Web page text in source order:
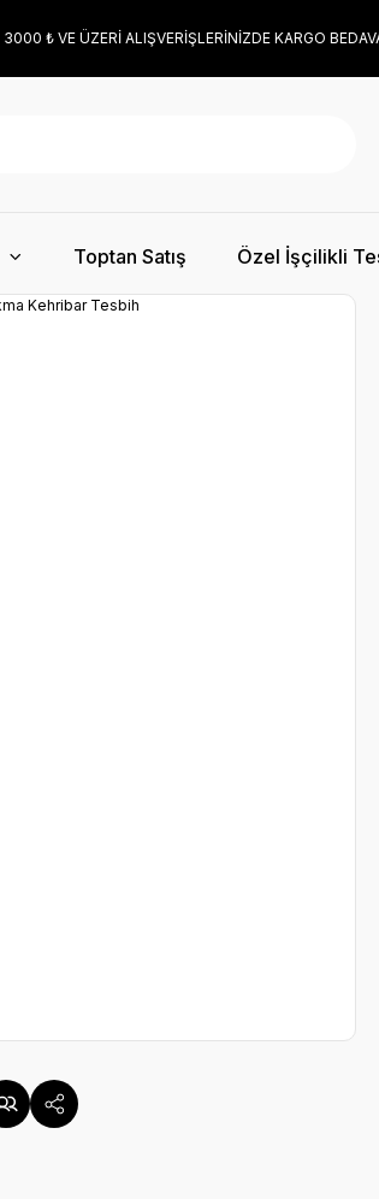
3000 ₺ VE ÜZERİ ALIŞVERİŞLERİNİZDE KARGO
Toptan Satış Özel İşçilikli